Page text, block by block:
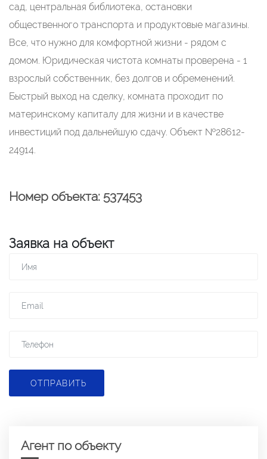
сад, центральная библиотека, остановки
общественного транспорта и продуктовые магазины.
Все, что нужно для комфортной жизни - рядом с
домом. Юридическая чистота комнаты проверена - 1
взрослый собственник, без долгов и обременений.
Быстрый выход на сделку, комната проходит по
материнскому капиталу для жизни и в качестве
инвестиций под дальнейшую сдачу. Объект №28612-
24914.
Номер объекта: 537453
Заявка на объект
ОТПРАВИТЬ
Агент по объекту